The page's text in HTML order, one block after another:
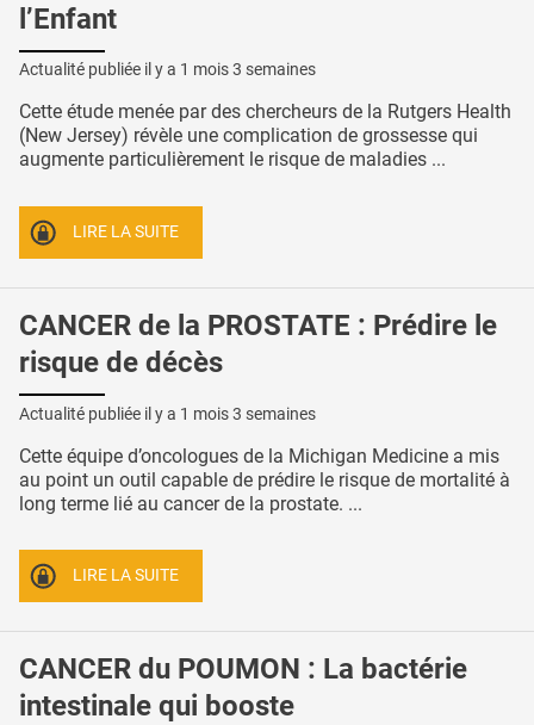
l’Enfant
Actualité publiée il y a 1 mois 3 semaines
Cette étude menée par des chercheurs de la Rutgers Health
(New Jersey) révèle une complication de grossesse qui
augmente particulièrement le risque de maladies ...
LIRE LA SUITE
CANCER de la PROSTATE : Prédire le
risque de décès
Actualité publiée il y a 1 mois 3 semaines
Cette équipe d’oncologues de la Michigan Medicine a mis
au point un outil capable de prédire le risque de mortalité à
long terme lié au cancer de la prostate. ...
LIRE LA SUITE
CANCER du POUMON : La bactérie
intestinale qui booste